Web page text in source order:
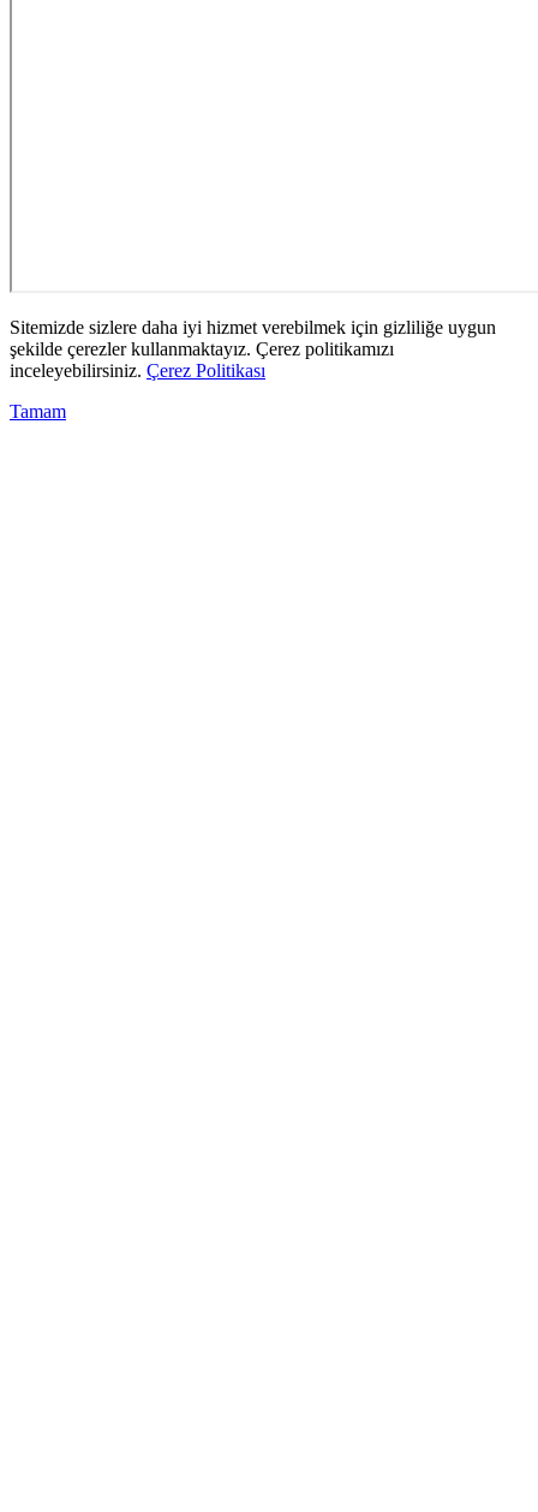
Sitemizde sizlere daha iyi hizmet verebilmek için gizliliğe uygun
şekilde çerezler kullanmaktayız. Çerez politikamızı
inceleyebilirsiniz. Çerez Politikası
Tamam